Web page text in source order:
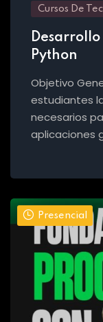
Cursos De
Python
Objetivo
estudiantes
necesarios
aplicaciones
Presencial